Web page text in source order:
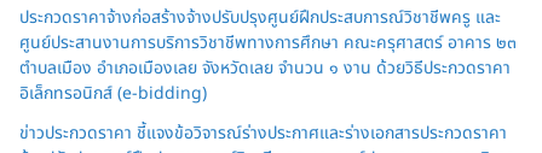
ประกวดราคาจ้างก่อสร้างจ้างปรับปรุงศูนย์ฝึกประสบการณ์วิชาชีพครู และ
ศูนย์ประสานงานการบริการวิชาชีพทางการศึกษา คณะครุศาสตร์ อาคาร ๒๓
ตำบลเมือง อำเภอเมืองเลย จังหวัดเลย จำนวน ๑ งาน ด้วยวิธีประกวดราคา
อิเล็กทรอนิกส์ (e-bidding)
ข่าวประกวดราคา ชี้แจงข้อวิจารณ์ร่างประกาศและร่างเอกสารประกวดราคา